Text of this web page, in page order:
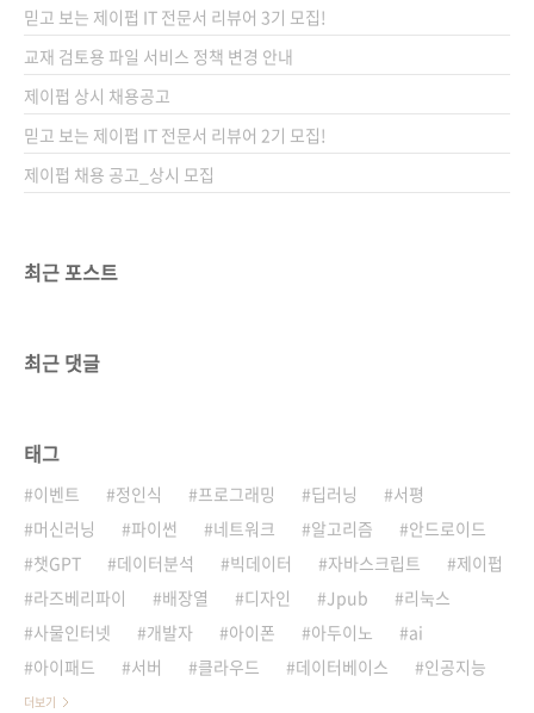
등으로 제품을 구매하기 위해 전날 밤부터 줄을
서기도 하죠. 이 글로벌 기업들은 어떻게 고객이
신제품 공개 행사를 밤을 새우며 보게 하고, 제품
출시 전날부터 줄을 서며 구매하도록 고객의 마
음을 훔쳤을까요? 제이펍 제품 기획 도서 《인스
파이어드..
믿고 보는 제이펍 IT 전문서 리뷰어 3기 모집!
교재 검토용 파일 서비스 정책 변경 안내
제이펍 상시 채용공고
믿고 보는 제이펍 IT 전문서 리뷰어 2기 모집!
제이펍 채용 공고_상시 모집
최근 포스트
최근 댓글
태그
이벤트 정인식 프로그래밍 딥러닝
서평
머신러닝
파이썬 네트워크 알고리즘
안드로이드
챗GPT
데이터분석 빅데이터 자바스크립트
제이펍
라즈베리파이
배장열 디자인 Jpub
리눅스
사물인터넷
개발자 아이폰 아두이노
ai
아이패드
서버 클라우드 데이터베이스 인공지능
더보기